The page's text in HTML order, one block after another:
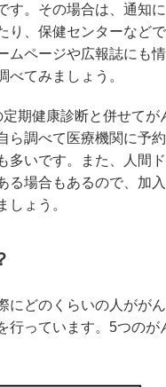
す。その場合は、通知
り、保健センターなど
ムページや広報誌にも
べてみましょう。
期健康診断と併せてが
ら調べて医療機関に予
多いです。また、人間
る場合もあるので、加
しょう。
にどのくらいの人がが
行っています。5つのが